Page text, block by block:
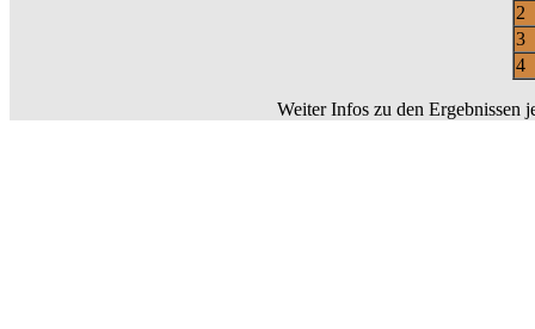
2
3
4
Weiter Infos zu den Ergebnissen